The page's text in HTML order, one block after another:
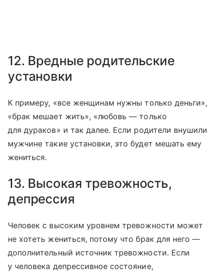
12. Вредные родительские
установки
К примеру, «все женщинам нужны только деньги»,
«брак мешает жить», «любовь — только
для дураков» и так далее. Если родители внушили
мужчине такие установки, это будет мешать ему
жениться.
13. Высокая тревожность,
депрессия
Человек с высоким уровнем тревожности может
не хотеть жениться, потому что брак для него —
дополнительный источник тревожности. Если
у человека депрессивное состояние,